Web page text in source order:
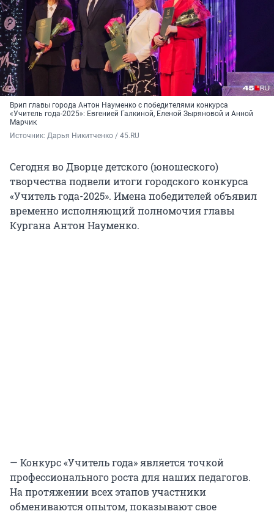
Врип главы города Антон Науменко с победителями конкурса
«Учитель года-2025»: Евгенией Галкиной, Еленой Зыряновой и Анной
Марчик
Источник: Дарья Никитченко / 45.RU
Сегодня во Дворце детского (юношеского)
творчества подвели итоги городского конкурса
«Учитель года-2025». Имена победителей объявил
временно исполняющий полномочия главы
Кургана Антон Науменко.
— Конкурс «Учитель года» является точкой
профессионального роста для наших педагогов.
На протяжении всех этапов участники
обмениваются опытом, показывают свое